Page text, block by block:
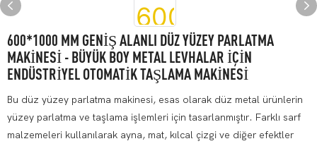
600*1000 MM GENIŞ ALANLI DÜZ ​​YÜZEY PARLATMA
MAKINESI - BÜYÜK BOY METAL LEVHALAR İÇIN
ENDÜSTRIYEL OTOMATIK TAŞLAMA MAKINESI
Bu düz yüzey parlatma makinesi, esas olarak düz metal ürünlerin
yüzey parlatma ve taşlama işlemleri için tasarlanmıştır. Farklı sarf
malzemeleri kullanılarak ayna, mat, kılcal çizgi ve diğer efektler